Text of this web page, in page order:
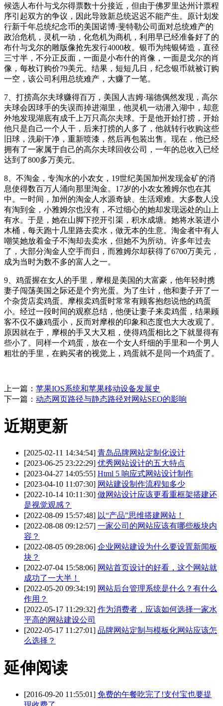
候选人布什与戈尔得票数十分接近，但由于佛罗里达州计票程
序引起双方的争议，因此导致新总统迟迟不能产生。原计划发
行新千年总统纪念币的美国诺博·斐特勒公司面对总统难产的
政治危机，灵机一动，化危机为商机，利用早已经准备好了的
布什与戈尔的雕版像抢先发行4000枚。银币为纯银铸造，直径
三寸半，不分正反面，一面是小布什的肖像，一面是戈尔的肖
像，每枚订购价79美元。结果，短短几日，纪念银币就被订购
一空，该公司利用总统难产，大赚了一笔。
7、打捞高尔夫球赚得百万，美国人吉姆·瑞德偶然发现，高尔
夫球会因球手的失误而掉进湖里，他灵机一动潜入湖中，却意
外地发现湖底有成千上万只高尔夫球。于是他开始打捞，开始
他只是自己一个人干，后来打捞的人多了，他就转行收购这些
旧球，洗刷干净，重新喷漆，然后再包装出售。现在，他已经
拥有了一家属于自己的高尔夫球回收公司，一年的总收入已经
达到了800多万美元。
8、不淘金，专淘水的小农女，19世纪美国加州发现金矿的消
息使得数百万人涌向那里淘金。17岁的小农女雅姆尔也在其
中。一时间，加州的淘金人水源奇缺、生活艰难。大多数人没
有淘到金，小雅姆尔也没有，不过细心的她却发现远处的山上
有水。于是，她在山脚下挖开引渠，积水成塘。她将水装进小
木桶，每天跑十几里路去卖水，做无本的生意。淘金者中有人
嘲笑她放着金子不淘却去卖水，但她不为所动。许多年过去
了，大部分淘金人空手而归，而雅姆尔却获得了6700万美元，
成为当时为数不多的富人之一。
9、鸡蛋握在女人的手里，摩根是美国的大富豪，他年轻时携
妻子闯荡美国之际还是个穷光蛋。为了生计，他和妻子开了一
个杂货店卖鸡蛋。摩根卖鸡蛋时常常有顾客抱怨说他的鸡蛋
小。经过一段时间的观察总结，他便让妻子来卖鸡蛋，结果顾
客不仅不嫌鸡蛋小，反而对摩根的印象和态度也大大改观了。
原因就在于，摩根的手又大又粗，使得鸡蛋相比之下就显得有
些小了。同样一个鸡蛋，放在一个女人纤细的手里和一个男人
粗壮的手里，在购买者的视觉上，鸡蛋就不是同一个鸡蛋了。
上一篇： 苹果IOS系统和苹果移动设备发展史
下一篇： 动态网页路径与静态路径对网站SEO的影响
近期更新
[2025-02-11 14:34:54] 青岛品牌网站定制化设计
[2023-06-25 23:22:29] 优秀网站设计的五大特点
[2023-04-27 14:05:55] Html 5 响应式网站设计制作
[2023-04-10 11:07:30] 网站建设制作流程知多少
[2022-10-14 10:11:30] 做网站设计应该更看重框架搭建还
是视觉观感？
[2022-08-09 15:57:48] 以“产品”思维搭建网站！
[2022-08-08 09:12:57] 一家公司的网站应该有哪些板块内
容？
[2022-08-05 09:28:06] 企业网站建设为什么要设置新闻板
块？
[2022-07-04 15:58:06] 网站首页设计的好看，这个网站就
成功了一大半！
[2022-05-20 09:34:19] 网站后台管理系统是什么？有什么
作用？
[2022-05-17 11:29:32] 作为消费者，应该如何选择一家水
平高的网站建设公司
[2022-05-17 11:27:01] 品牌网站定制与模板化网站应该怎
么选择？
延伸阅读
[2016-09-20 11:55:01] 免费的午餐吃完了!支付宝也要提